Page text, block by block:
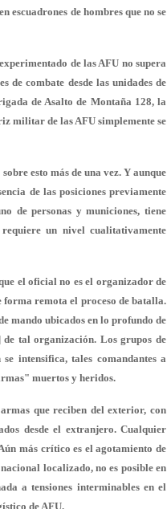
escuadrones de hombres que no se
de las AFU no supera
de combate desde las unidades de
de Asalto de Montaña 128, la
militar de las AFU simplemente se
esto más de una vez. Y aunque
de las posiciones previamente
de personas y municiones, tiene
un nivel cualitativamente
el oficial no es el organizador de
forma remota el proceso de batalla.
mando ubicados en lo profundo de
de tal organización. Los grupos de
intensifica, tales comandantes a
muertos y heridos.
que reciben del exterior, con
desde el extranjero. Cualquier
más crítico es el agotamiento de
localizado, no es posible en
a tensiones interminables en el
de AFU.